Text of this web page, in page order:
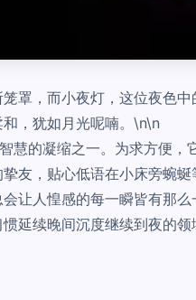
罩，而小夜灯，这位夜色
，犹如月光呢喃。\n\n
慧的凝缩之一。为求方便
友，贴心低语在小床旁蜿
让人惶感的每一瞬皆有那
延续晚间沉度继续到夜的